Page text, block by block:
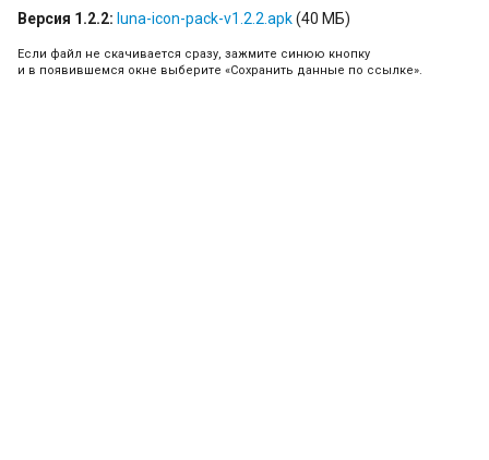
Версия 1.2.2: luna-icon-pack-v1.2.2.apk(40 МБ)
Если файл не скачивается сразу, зажмите синюю кнопку
и в появившемся окне выберите «Сохранить данные по ссылке».